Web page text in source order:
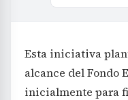
Esta iniciativa
alcance del Fondo
inicialmente para